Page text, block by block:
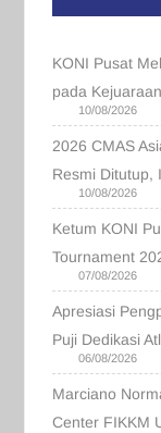
KONI Pusat
pada
10/08/2026
2026 CMAS
Resmi Ditutup,
10/08/2026
Ketum KONI
Tournament
07/08/2026
Apresiasi
Puji Dedikasi
06/08/2026
Marciano
Center FIKKM